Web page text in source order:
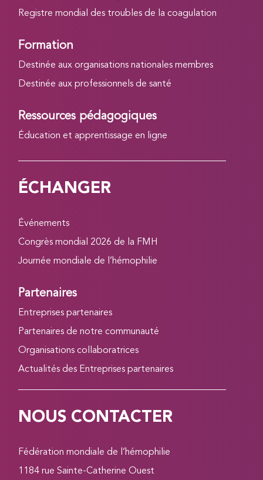
Registre mondial des troubles de la coagulation
Formation
Destinée aux organisations nationales membres
Destinée aux professionnels de santé
Ressources pédagogiques
Éducation et apprentissage en ligne
ÉCHANGER
Événements
Congrès mondial 2026 de la FMH
Journée mondiale de l’hémophilie
Partenaires
Entreprises partenaires
Partenaires de notre communauté
Organisations collaboratrices
Actualités des Entreprises partenaires
NOUS CONTACTER
Fédération mondiale de l’hémophilie
1184 rue Sainte-Catherine Ouest